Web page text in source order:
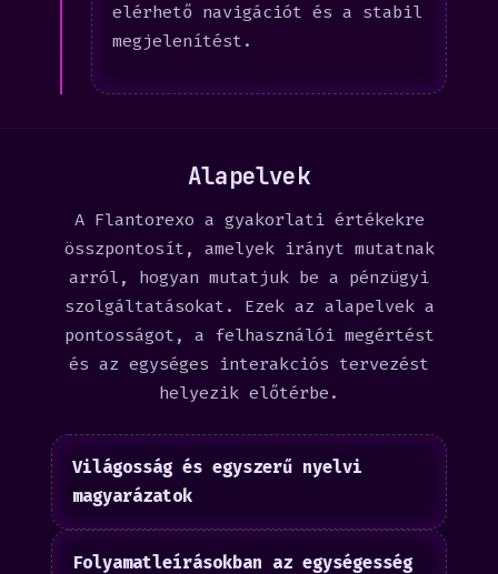
elérhető navigációt és a stabil
megjelenítést.
Alapelvek
A Flantorexo a gyakorlati értékekre
összpontosít, amelyek irányt mutatnak
arról, hogyan mutatjuk be a pénzügyi
szolgáltatásokat. Ezek az alapelvek a
pontosságot, a felhasználói megértést
és az egységes interakciós tervezést
helyezik előtérbe.
Világosság és egyszerű nyelvi
magyarázatok
Folyamatleírásokban az egységesség